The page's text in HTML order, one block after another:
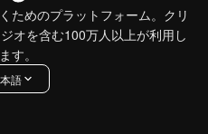
ためのプラットフォーム。クリ
オを含む100万人以上が利用し
す。
語